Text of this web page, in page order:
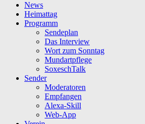
News
Heimattag
Programm
Sendeplan
Das Interview
Wort zum Sonntag
Mundartpflege
SoxeschTalk
Sender
Moderatoren
Empfangen
Alexa-Skill
Web-App